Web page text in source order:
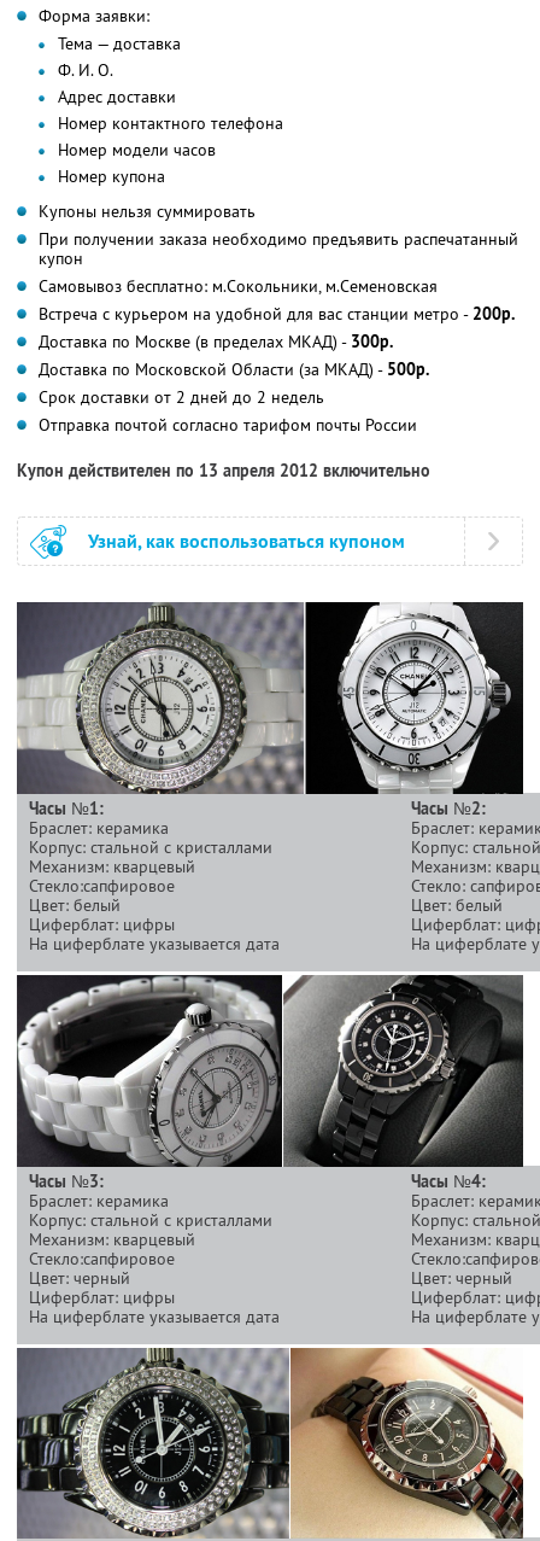
Форма заявки:
Тема — доставка
Ф. И. О.
Адрес доставки
Номер контактного телефона
Номер модели часов
Номер купона
Купоны нельзя суммировать
При получении заказа необходимо предъявить распечатанный
купон
Самовывоз бесплатно: м.Сокольники, м.Семеновская
Встреча с курьером на удобной для вас станции метро - 200р.
Доставка по Москве (в пределах МКАД) - 300р.
Доставка по Московской Области (за МКАД) - 500р.
Срок доставки от 2 дней до 2 недель
Отправка почтой согласно тарифом почты России
Купон действителен по 13 апреля 2012 включительно
Узнай, как воспользоваться купоном
Часы №1:
Браслет: керамика
Корпус: стальной с кристаллами
Механизм: кварцевый
Стекло:сапфировое
Цвет: белый
Циферблат: цифры
На циферблате указывается дата
Часы №2:
Браслет:
Корпус:
Механизм:
Стекло:
Цвет: белый
Циферблат:
На циферблате
Часы №3:
Браслет: керамика
Корпус: стальной с кристаллами
Механизм: кварцевый
Стекло:сапфировое
Цвет: черный
Циферблат: цифры
На циферблате указывается дата
Часы №4:
Браслет:
Корпус:
Механизм:
Цвет: черный
Циферблат:
На циферблате